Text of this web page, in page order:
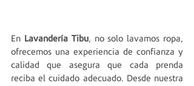
En Lavandería Tibu, no solo lavamos ropa,
ofrecemos una experiencia de confianza y
calidad que asegura que cada prenda
reciba el cuidado adecuado. Desde nuestra